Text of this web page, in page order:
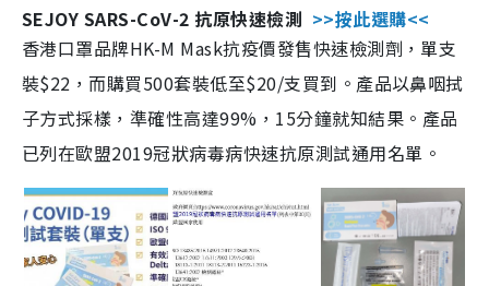
SEJOY SARS-CoV-2 抗原快速檢測 >>按此選購<<
香港口罩品牌HK-M Mask抗疫價發售快速檢測劑，單支
裝$22，而購買500套裝低至$20/支買到。產品以鼻咽拭
子方式採樣，準確性高達99%，15分鐘就知結果。產品
已列在歐盟2019冠狀病毒病快速抗原測試通用名單。